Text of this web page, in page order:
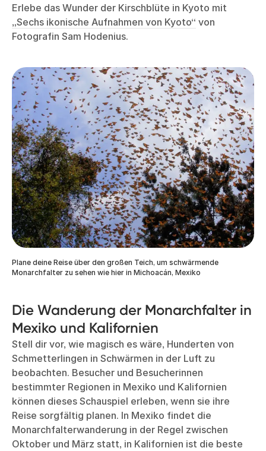
Erlebe das Wunder der Kirschblüte in Kyoto mit
„Sechs ikonische Aufnahmen von Kyoto“ von
Fotografin Sam Hodenius.
Plane deine Reise über den großen Teich, um schwärmende
Monarchfalter zu sehen wie hier in Michoacán, Mexiko
Die Wanderung der Monarchfalter in
Mexiko und Kalifornien
Stell dir vor, wie magisch es wäre, Hunderten von
Schmetterlingen in Schwärmen in der Luft zu
beobachten. Besucher und Besucherinnen
bestimmter Regionen in Mexiko und Kalifornien
können dieses Schauspiel erleben, wenn sie ihre
Reise sorgfältig planen. In Mexiko findet die
Monarchfalterwanderung in der Regel zwischen
Oktober und März statt, in Kalifornien ist die beste